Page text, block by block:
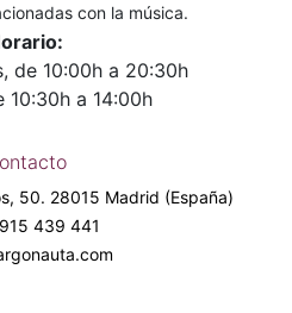
con la música.
de 10:00h a 20:30h
10:30h a 14:00h
50. 28015 Madrid (España)
439 441